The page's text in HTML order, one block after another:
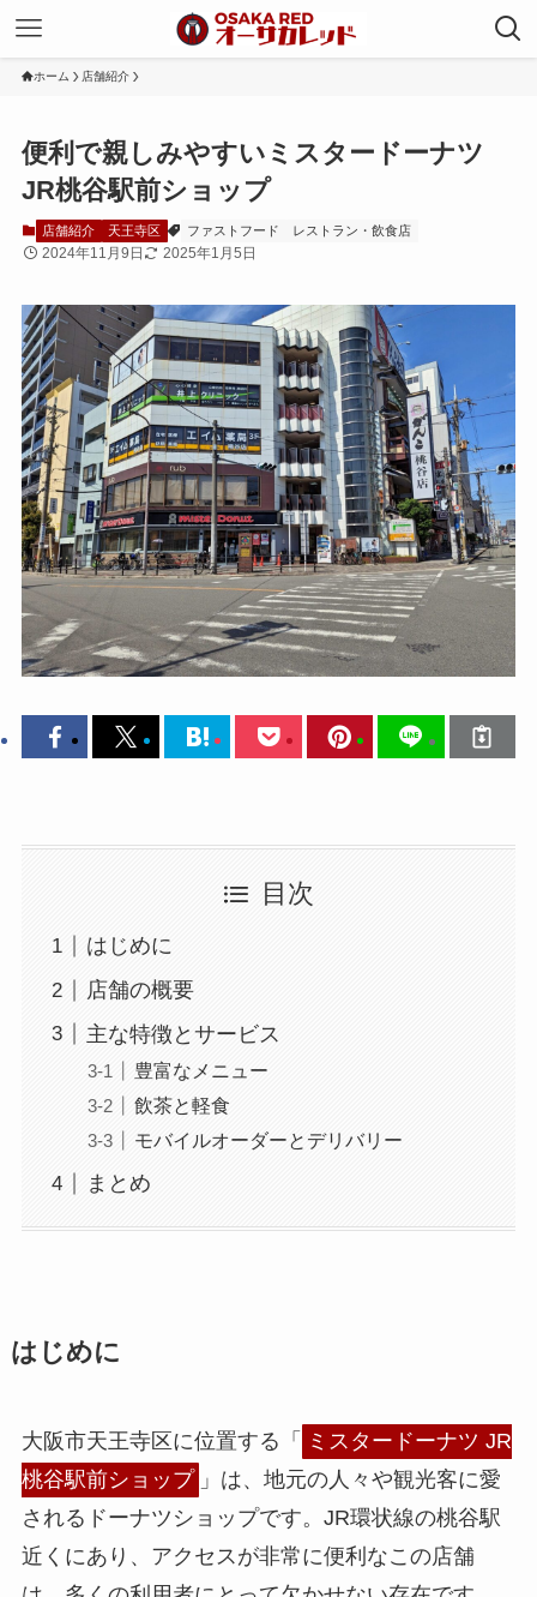
ホーム 店舗紹介
便利で親しみやすいミスタードーナツ
JR桃谷駅前ショップ
店舗紹介 天王寺区 ファストフード レストラン・飲食店
2024年11月9日 2025年1月5日
目次
はじめに
店舗の概要
主な特徴とサービス
豊富なメニュー
飲茶と軽食
モバイルオーダーとデリバリー
まとめ
はじめに
大阪市天王寺区に位置する「
ミスタードーナツ JR
桃谷駅前ショップ 」は、地元の人々や観光客に愛
されるドーナツショップです。JR環状線の桃谷駅
近くにあり、アクセスが非常に便利なこの店舗